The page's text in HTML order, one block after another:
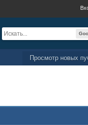
Просмотр новых